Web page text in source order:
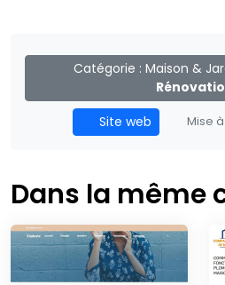
Catégorie :Maison &
Site web
Mise
Dans la même